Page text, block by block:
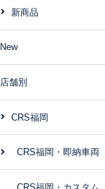
新商品
New
店舗別
CRS福岡
CRS福岡・即納車両